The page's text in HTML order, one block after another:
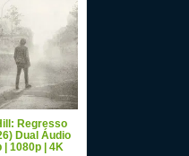
Regresso
Dual Áudio
| 1080p | 4K